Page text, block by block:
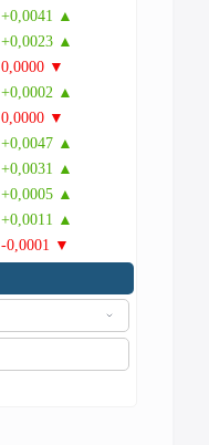
+0,0041 ▲
+0,0023 ▲
0,0000 ▼
+0,0002 ▲
0,0000 ▼
+0,0047 ▲
+0,0031 ▲
+0,0005 ▲
+0,0011 ▲
-0,0001 ▼